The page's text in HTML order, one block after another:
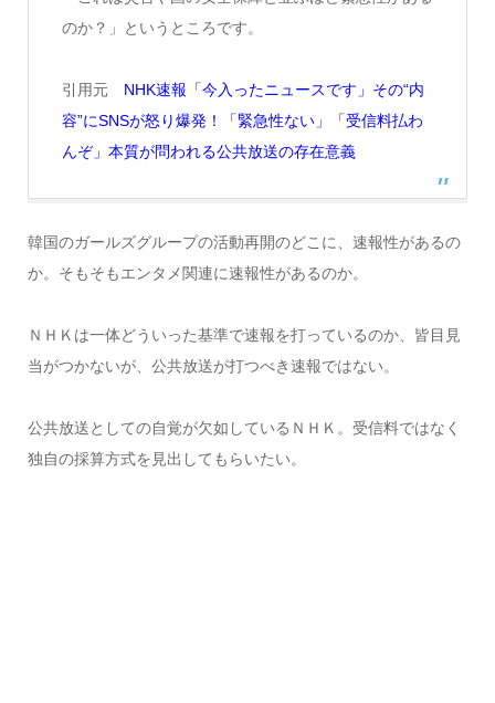
のか？」というところです。
引用元 NHK速報「今入ったニュースです」その“内
容”にSNSが怒り爆発！「緊急性ない」「受信料払わ
んぞ」本質が問われる公共放送の存在意義
韓国のガールズグループの活動再開のどこに、速報性があるの
か。そもそもエンタメ関連に速報性があるのか。
ＮＨＫは一体どういった基準で速報を打っているのか、皆目見
当がつかないが、公共放送が打つべき速報ではない。
公共放送としての自覚が欠如しているＮＨＫ。受信料ではなく
独自の採算方式を見出してもらいたい。